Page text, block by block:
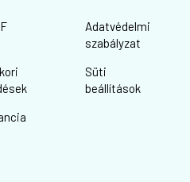
Adatvédelmi
szabályzat
Süti
beállítások